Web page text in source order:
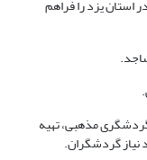
استان یزد را فراهم
گردشگری مذهبی، تهیه
نیاز گردشگران.